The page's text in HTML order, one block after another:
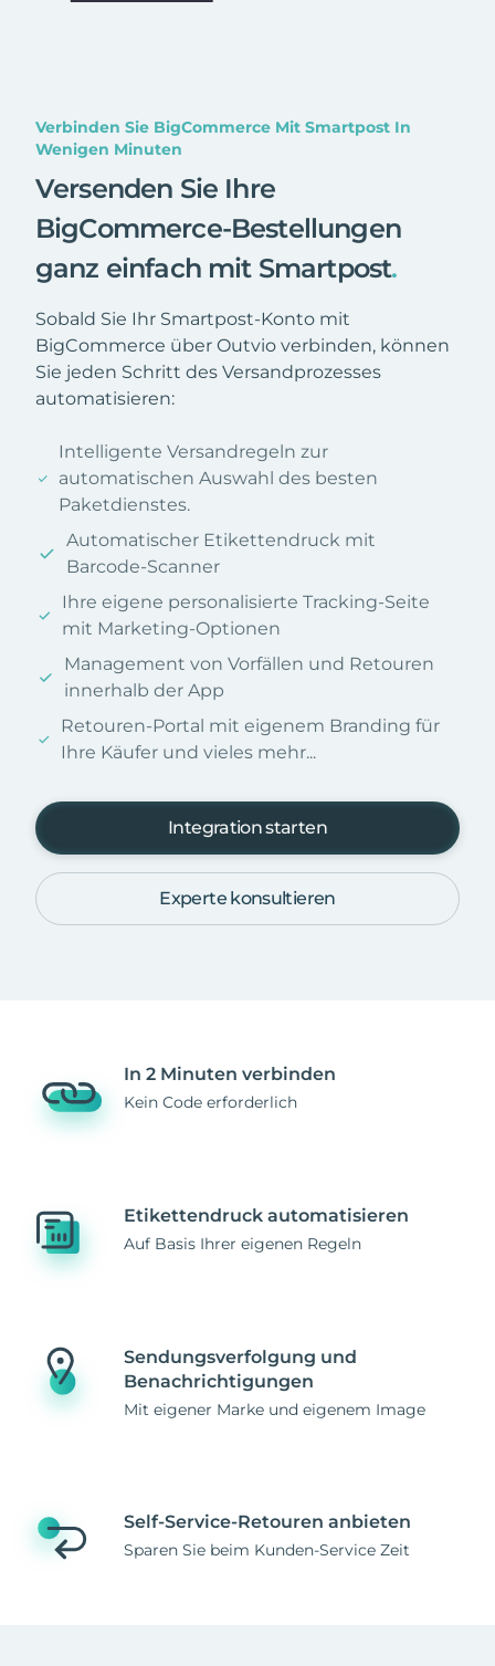
Verbinden Sie BigCommerce Mit Smartpost In
Wenigen Minuten
Versenden Sie Ihre
BigCommerce-Bestellungen
ganz einfach mit Smartpost.
Sobald Sie Ihr Smartpost-Konto mit
BigCommerce über Outvio verbinden, können
Sie jeden Schritt des Versandprozesses
automatisieren:
Intelligente Versandregeln zur
automatischen Auswahl des besten
Paketdienstes.
Automatischer Etikettendruck mit
Barcode-Scanner
Ihre eigene personalisierte Tracking-Seite
mit Marketing-Optionen
Management von Vorfällen und Retouren
innerhalb der App
Retouren-Portal mit eigenem Branding für
Ihre Käufer und vieles mehr...
Integration starten
Experte konsultieren
In 2 Minuten verbinden
Kein Code erforderlich
Etikettendruck automatisieren
Auf Basis Ihrer eigenen Regeln
Sendungsverfolgung und
Benachrichtigungen
Mit eigener Marke und eigenem Image
Self-Service-Retouren anbieten
Sparen Sie beim Kunden-Service Zeit